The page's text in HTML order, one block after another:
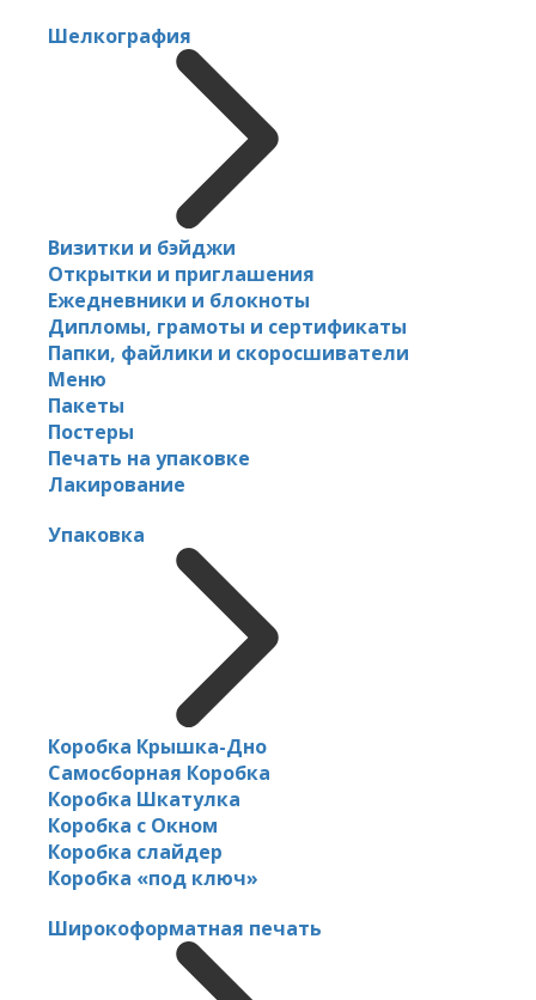
Шелкография
Визитки и бэйджи
Открытки и приглашения
Ежедневники и блокноты
Дипломы, грамоты и сертификаты
Папки, файлики и скоросшиватели
Меню
Пакеты
Постеры
Печать на упаковке
Лакирование
Упаковка
Коробка Крышка-Дно
Самосборная Коробка
Коробка Шкатулка
Коробка с Окном
Коробка слайдер
Коробка «под ключ»
Широкоформатная печать